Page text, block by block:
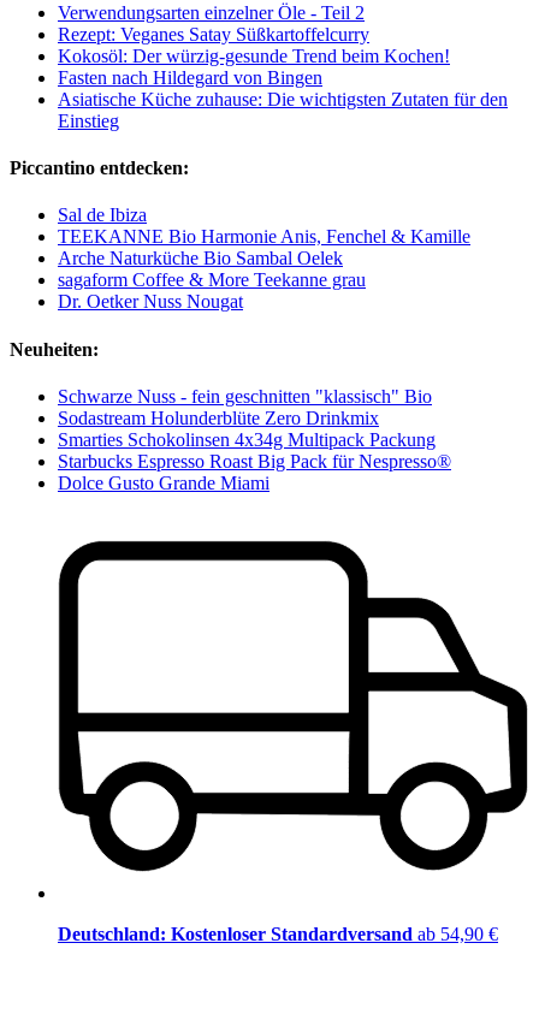
Verwendungsarten einzelner Öle - Teil 2
Rezept: Veganes Satay Süßkartoffelcurry
Kokosöl: Der würzig-gesunde Trend beim Kochen!
Fasten nach Hildegard von Bingen
Asiatische Küche zuhause: Die wichtigsten Zutaten für den
Einstieg
Piccantino entdecken:
Sal de Ibiza
TEEKANNE Bio Harmonie Anis, Fenchel & Kamille
Arche Naturküche Bio Sambal Oelek
sagaform Coffee & More Teekanne grau
Dr. Oetker Nuss Nougat
Neuheiten:
Schwarze Nuss - fein geschnitten "klassisch" Bio
Sodastream Holunderblüte Zero Drinkmix
Smarties Schokolinsen 4x34g Multipack Packung
Starbucks Espresso Roast Big Pack für Nespresso®
Dolce Gusto Grande Miami
Deutschland: Kostenloser Standardversand ab 54,90 €